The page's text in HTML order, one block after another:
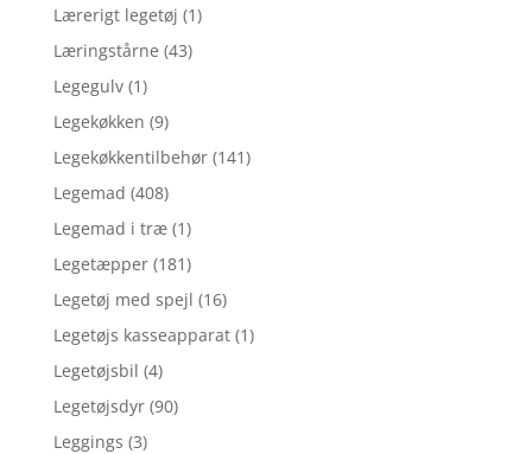
Lærerigt legetøj (1)
Læringstårne (43)
Legegulv (1)
Legekøkken (9)
Legekøkkentilbehør (141)
Legemad (408)
Legemad i træ (1)
Legetæpper (181)
Legetøj med spejl (16)
Legetøjs kasseapparat (1)
Legetøjsbil (4)
Legetøjsdyr (90)
Leggings (3)